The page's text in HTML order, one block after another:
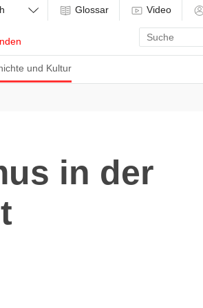
und Kultur
Glossar Video
Enter
search
term
in der